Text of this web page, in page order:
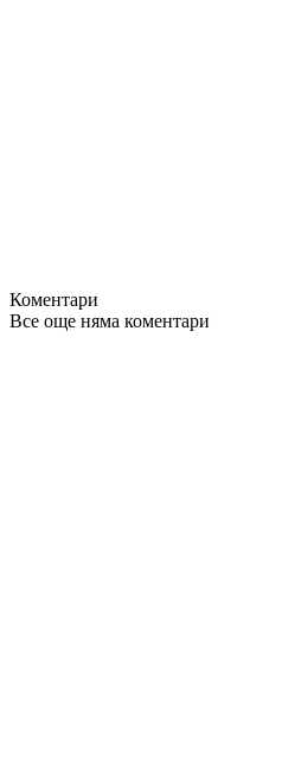
Коментари
Все още няма коментари